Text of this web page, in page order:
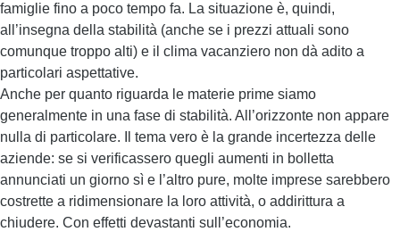
famiglie fino a poco tempo fa. La situazione è, quindi,
all’insegna della stabilità (anche se i prezzi attuali sono
comunque troppo alti) e il clima vacanziero non dà adito a
particolari aspettative.
Anche per quanto riguarda le materie prime siamo
generalmente in una fase di stabilità. All’orizzonte non appare
nulla di particolare. Il tema vero è la grande incertezza delle
aziende: se si verificassero quegli aumenti in bolletta
annunciati un giorno sì e l’altro pure, molte imprese sarebbero
costrette a ridimensionare la loro attività, o addirittura a
chiudere. Con effetti devastanti sull’economia.